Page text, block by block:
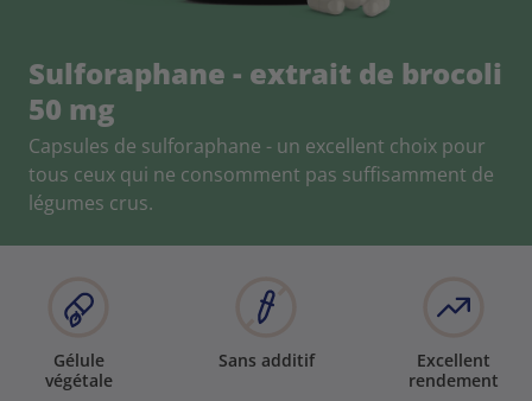
Sulforaphane - extrait de brocoli
50 mg
Capsules de sulforaphane - un excellent choix pour
tous ceux qui ne consomment pas suffisamment de
légumes crus.
Gélule
végétale
Sans additif
Excellent
rendement